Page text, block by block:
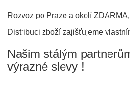
Rozvoz po Praze a okolí
Distribuci zboží zajišťujeme
Našim stálým
výrazné slevy !